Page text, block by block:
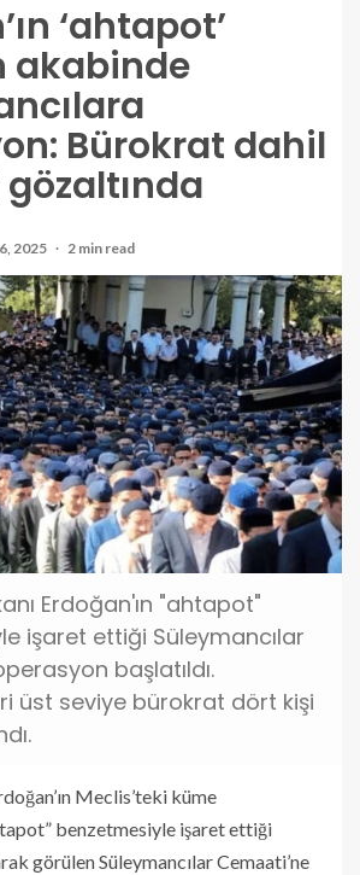
‘ahtapot’
akabinde
Bürokrat dahil
2025 2 min read
Erdoğan'ın "ahtapot"
işaret ettiği Süleymancılar
başlatıldı.
üst seviye bürokrat dört kişi
Meclis’teki küme
benzetmesiyle işaret ettiği
görülen Süleymancılar Cemaati’ne